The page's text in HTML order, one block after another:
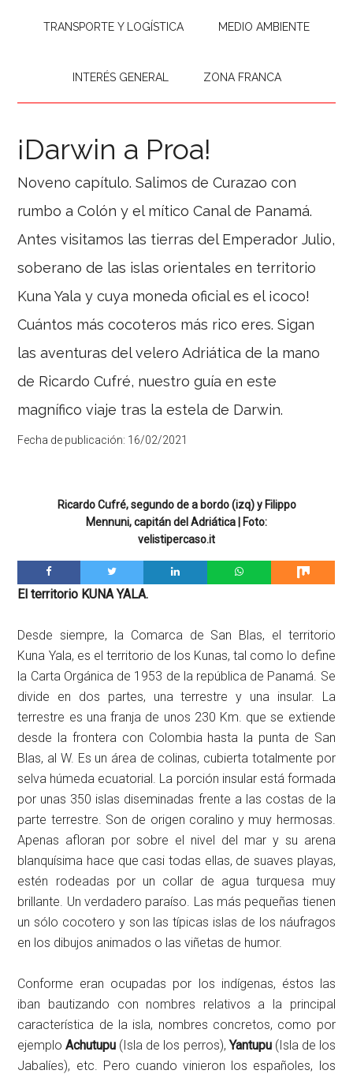
TRANSPORTE Y LOGÍSTICA MEDIO AMBIENTE
INTERÉS GENERAL ZONA FRANCA
¡Darwin a Proa!
Noveno capítulo. Salimos de Curazao con
rumbo a Colón y el mítico Canal de Panamá.
Antes visitamos las tierras del Emperador Julio,
soberano de las islas orientales en territorio
Kuna Yala y cuya moneda oficial es el ¡coco!
Cuántos más cocoteros más rico eres. Sigan
las aventuras del velero Adriática de la mano
de Ricardo Cufré, nuestro guía en este
magnífico viaje tras la estela de Darwin.
Fecha de publicación: 16/02/2021
Ricardo Cufré, segundo de a bordo (izq) y Filippo
Mennuni, capitán del Adriática | Foto:
velistipercaso.it
El territorio KUNA YALA.
Desde siempre, la Comarca de San Blas, el territorio
Kuna Yala, es el territorio de los Kunas, tal como lo define
la Carta Orgánica de 1953 de la república de Panamá. Se
divide en dos partes, una terrestre y una insular. La
terrestre es una franja de unos 230 Km. que se extiende
desde la frontera con Colombia hasta la punta de San
Blas, al W. Es un área de colinas, cubierta totalmente por
selva húmeda ecuatorial. La porción insular está formada
por unas 350 islas diseminadas frente a las costas de la
parte terrestre. Son de origen coralino y muy hermosas.
Apenas afloran por sobre el nivel del mar y su arena
blanquísima hace que casi todas ellas, de suaves playas,
estén rodeadas por un collar de agua turquesa muy
brillante. Un verdadero paraíso. Las más pequeñas tienen
un sólo cocotero y son las típicas islas de los náufragos
en los dibujos animados o las viñetas de humor.
Conforme eran ocupadas por los indígenas, éstos las
iban bautizando con nombres relativos a la principal
característica de la isla, nombres concretos, como por
ejemploAchutupu (Isla de los perros),Yantupu(Isla de los
Jabalíes), etc. Pero cuando vinieron los españoles, los